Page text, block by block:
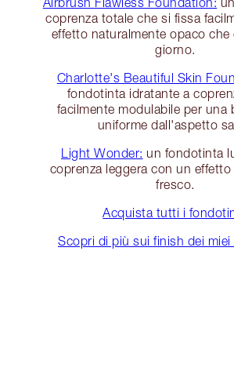
coprenza totale che si fissa
effetto naturalmente opaco
giorno.
Charlotte's Beautiful Skin
fondotinta idratante a
facilmente modulabile per una
uniforme dall'aspetto
Light Wonder: un fondotinta
coprenza leggera con un
fresco.
Acquista tutti i
Scopri di più sui finish dei